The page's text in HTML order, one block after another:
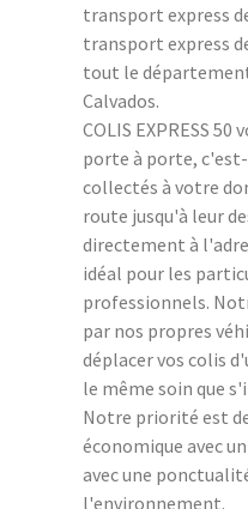
transport express
transport express
tout le
Calvados.
COLIS EXPRESS 50
porte à porte,
collectés à votre
route jusqu'à leur
directement à
idéal pour les
professionnels.
par nos propres
déplacer vos colis
le même soin que
Notre priorité est
économique avec
avec une
l'environnement.